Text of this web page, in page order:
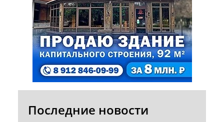
Последние новости